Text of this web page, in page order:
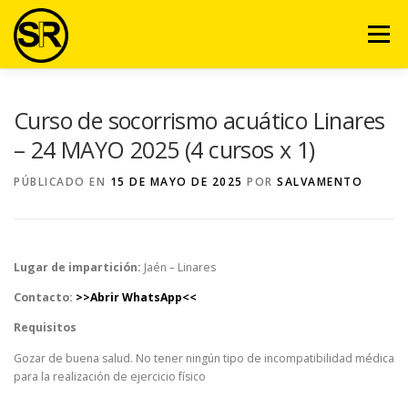
Saltar
contenido
Menú
Curso de socorrismo acuático Linares
– 24 MAYO 2025 (4 cursos x 1)
PÚBLICADO EN 15 DE MAYO DE 2025 POR SALVAMENTO
Lugar de impartición: Jaén – Linares
Contacto: >>Abrir WhatsApp<<
Requisitos
Gozar de buena salud. No tener ningún tipo de incompatibilidad médica
para la realización de ejercicio físico